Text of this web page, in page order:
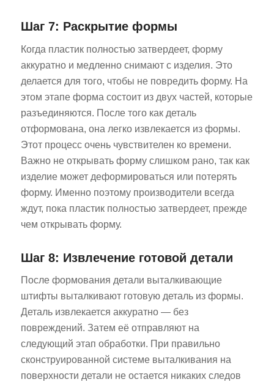
Шаг 7: Раскрытие формы
Когда пластик полностью затвердеет, форму
аккуратно и медленно снимают с изделия. Это
делается для того, чтобы не повредить форму. На
этом этапе форма состоит из двух частей, которые
разъединяются. После того как деталь
отформована, она легко извлекается из формы.
Этот процесс очень чувствителен ко времени.
Важно не открывать форму слишком рано, так как
изделие может деформироваться или потерять
форму. Именно поэтому производители всегда
ждут, пока пластик полностью затвердеет, прежде
чем открывать форму.
Шаг 8: Извлечение готовой детали
После формования детали выталкивающие
штифты выталкивают готовую деталь из формы.
Деталь извлекается аккуратно — без
повреждений. Затем её отправляют на
следующий этап обработки. При правильно
сконструированной системе выталкивания на
поверхности детали не остается никаких следов